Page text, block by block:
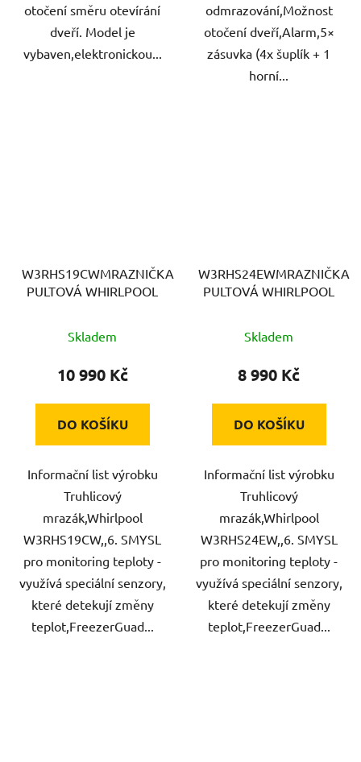
otočení směru otevírání
dveří. Model je
vybaven,elektronickou...
odmrazování,Možnost
otočení dveří,Alarm,5×
zásuvka (4x šuplík + 1
horní...
W3RHS19CWMRAZNIČKA
PULTOVÁ WHIRLPOOL
Skladem
10 990 Kč
DO KOŠÍKU
Informační list výrobku
Truhlicový
mrazák,Whirlpool
W3RHS19CW,,6. SMYSL
pro monitoring teploty -
využívá speciální senzory,
které detekují změny
teplot,FreezerGuad...
W3RHS24EWMRAZNIČKA
PULTOVÁ WHIRLPOOL
Skladem
8 990 Kč
DO KOŠÍKU
Informační list výrobku
Truhlicový
mrazák,Whirlpool
W3RHS24EW,,6. SMYSL
pro monitoring teploty -
využívá speciální senzory,
které detekují změny
teplot,FreezerGuad...